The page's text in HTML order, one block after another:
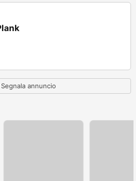
Segnala annuncio